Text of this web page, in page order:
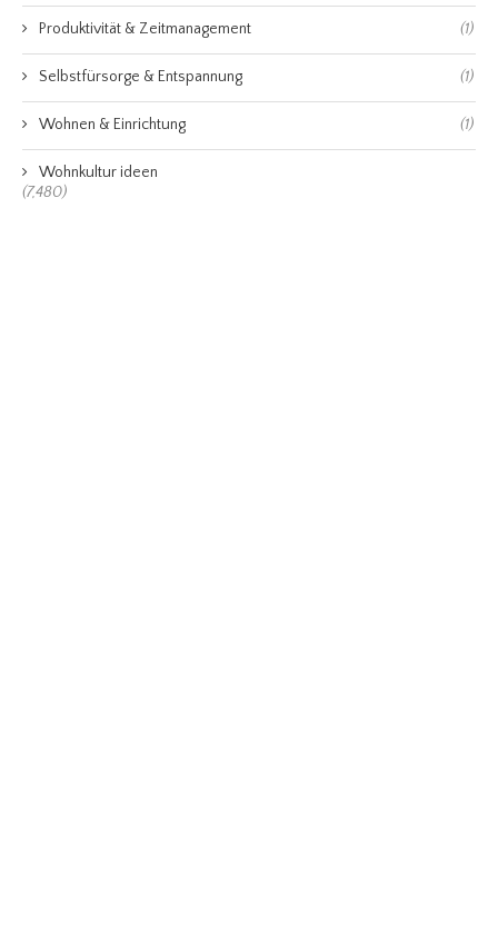
Produktivität & Zeitmanagement (1)
Selbstfürsorge & Entspannung (1)
Wohnen & Einrichtung (1)
Wohnkultur ideen
(7,480)